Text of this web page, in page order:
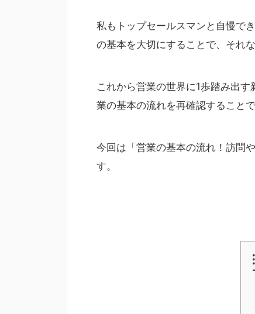
私もトップセールスマンと自慢で
の基本を大切にすることで、それ
これから営業の世界に1歩踏み出
業の基本の流れを再確認すること
今回は「営業の基本の流れ！訪問
す。